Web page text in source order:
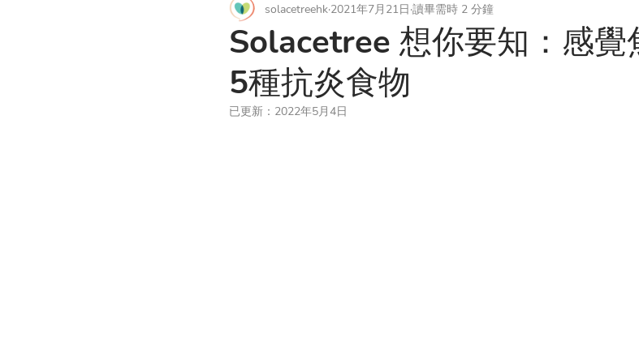
子女關係 戀愛關係
Solacetree 想你要知：感覺
5種抗炎食物
solacetreehk 2021年7月21日 讀畢需時 2 分鐘
已更新： 2022年5月4日